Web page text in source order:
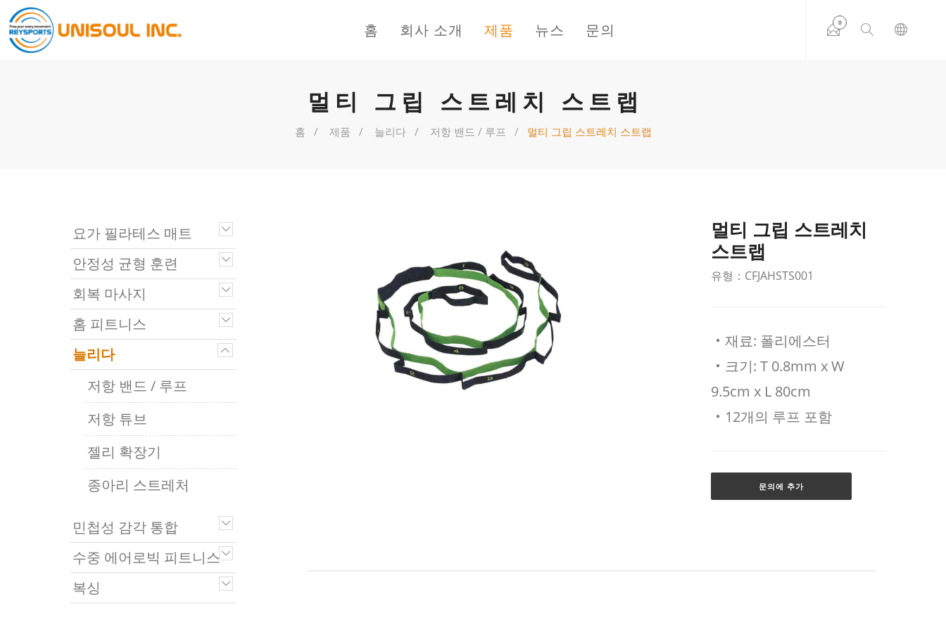
0
홈 회사 소개 제품 뉴스 문의
멀티 그립 스트레치 스트랩
홈 제품 늘리다 저항 밴드 / 루프 멀티 그립 스트레치 스트랩
요가 필라테스 매트
안정성 균형 훈련
회복 마사지
홈 피트니스
늘리다
저항 밴드 / 루프
저항 튜브
젤리 확장기
종아리 스트레처
민첩성 감각 통합
수중 에어로빅 피트니스
복싱
멀티 그립 스트레치
스트랩
유형：CFJAHSTS001
‧재료: 폴리에스터
‧크기: T 0.8mm x W
9.5cm x L 80cm
‧12개의 루프 포함
문의에 추가